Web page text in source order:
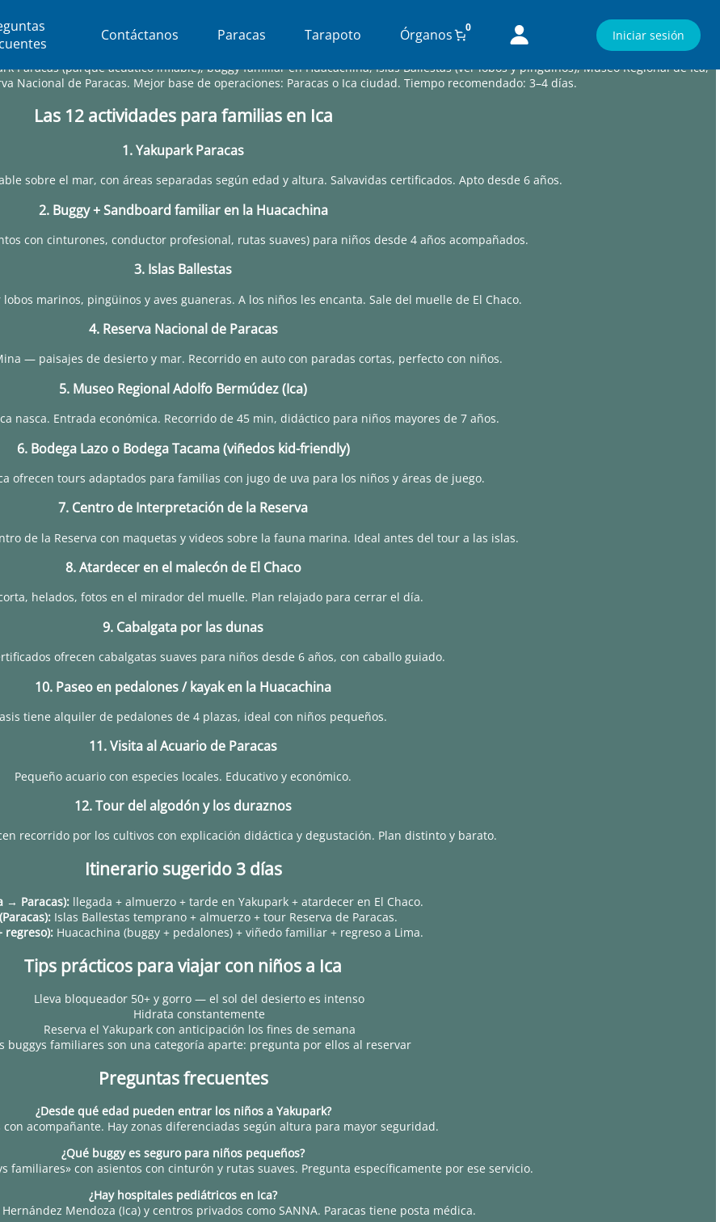
Contáctanos Paracas Tarapoto Órganos 0 Iniciar sesión
Paracas (parque acuático inflable), buggy familiar en Huacachina, Islas Ballestas (ver lobos y pingüinos), Museo Regional de Ica,
Nacional de Paracas. Mejor base de operaciones: Paracas o Ica ciudad. Tiempo recomendado: 3–4 días.
Las 12 actividades para familias en Ica
1. Yakupark Paracas
sobre el mar, con áreas separadas según edad y altura. Salvavidas certificados. Apto desde 6 años.
2. Buggy + Sandboard familiar en la Huacachina
con cinturones, conductor profesional, rutas suaves) para niños desde 4 años acompañados.
3. Islas Ballestas
marinos, pingüinos y aves guaneras. A los niños les encanta. Sale del muelle de El Chaco.
4. Reserva Nacional de Paracas
— paisajes de desierto y mar. Recorrido en auto con paradas cortas, perfecto con niños.
5. Museo Regional Adolfo Bermúdez (Ica)
nasca. Entrada económica. Recorrido de 45 min, didáctico para niños mayores de 7 años.
6. Bodega Lazo o Bodega Tacama (viñedos kid-friendly)
ofrecen tours adaptados para familias con jugo de uva para los niños y áreas de juego.
7. Centro de Interpretación de la Reserva
de la Reserva con maquetas y videos sobre la fauna marina. Ideal antes del tour a las islas.
8. Atardecer en el malecón de El Chaco
helados, fotos en el mirador del muelle. Plan relajado para cerrar el día.
9. Cabalgata por las dunas
ofrecen cabalgatas suaves para niños desde 6 años, con caballo guiado.
10. Paseo en pedalones / kayak en la Huacachina
tiene alquiler de pedalones de 4 plazas, ideal con niños pequeños.
11. Visita al Acuario de Paracas
Pequeño acuario con especies locales. Educativo y económico.
12. Tour del algodón y los duraznos
recorrido por los cultivos con explicación didáctica y degustación. Plan distinto y barato.
Itinerario sugerido 3 días
→ Paracas):llegada + almuerzo + tarde en Yakupark + atardecer en El Chaco.
Islas Ballestas temprano + almuerzo + tour Reserva de Paracas.
regreso):Huacachina (buggy + pedalones) + viñedo familiar + regreso a Lima.
Tips prácticos para viajar con niños a Ica
Lleva bloqueador 50+ y gorro — el sol del desierto es intenso
Hidrata constantemente
Reserva el Yakupark con anticipación los fines de semana
buggys familiares son una categoría aparte: pregunta por ellos al reservar
Preguntas frecuentes
¿Desde qué edad pueden entrar los niños a Yakupark?
con acompañante. Hay zonas diferenciadas según altura para mayor seguridad.
¿Qué buggy es seguro para niños pequeños?
familiares» con asientos con cinturón y rutas suaves. Pregunta específicamente por ese servicio.
¿Hay hospitales pediátricos en Ica?
Mendoza (Ica) y centros privados como SANNA. Paracas tiene posta médica.